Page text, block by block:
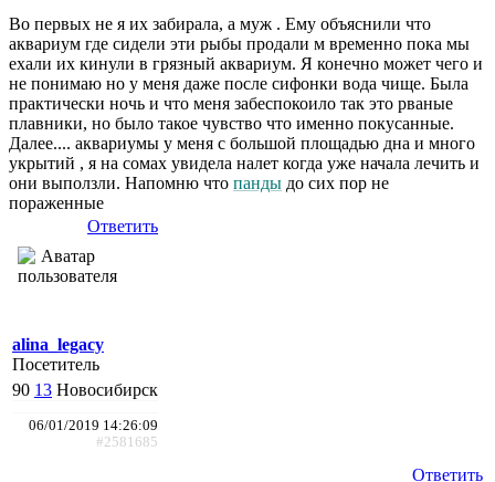
Во первых не я их забирала, а муж . Ему объяснили что
аквариум где сидели эти рыбы продали м временно пока мы
ехали их кинули в грязный аквариум. Я конечно может чего и
не понимаю но у меня даже после сифонки вода чище. Была
практически ночь и что меня забеспокоило так это рваные
плавники, но было такое чувство что именно покусанные.
Далее.... аквариумы у меня с большой площадью дна и много
укрытий , я на сомах увидела налет когда уже начала лечить и
они выползли. Напомню что панды до сих пор не
пораженные
Ответить
alina_legacy
Посетитель
90 13 Новосибирск
06/01/2019 14:26:09
#2581685
Ответить